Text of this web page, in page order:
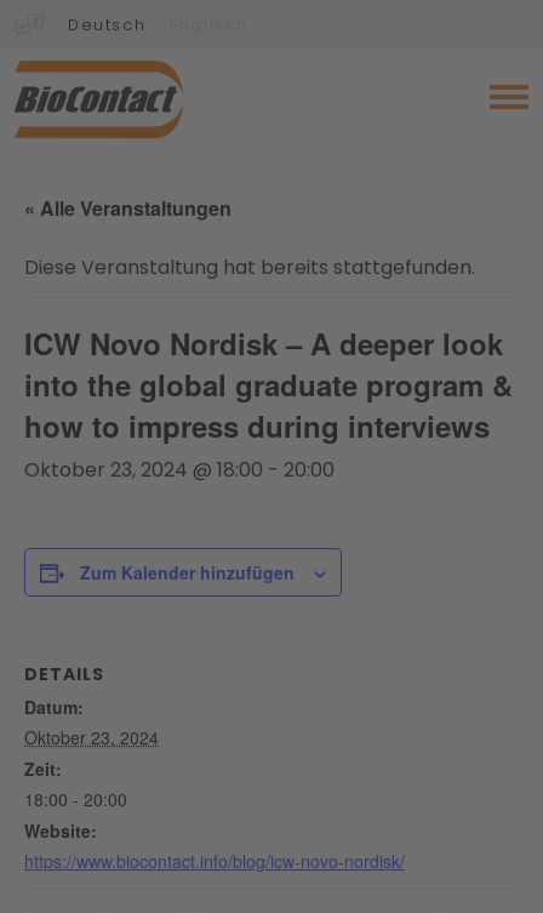
Deutsch
« Alle Veranstaltungen
Diese Veranstaltung hat bereits stattgefunden.
ICW Novo Nordisk – A deeper look
into the global graduate program &
how to impress during interviews
Oktober 23, 2024 @ 18:00 - 20:00
Zum Kalender hinzufügen
DETAILS
Datum:
Oktober 23, 2024
Zeit:
18:00 - 20:00
Website:
https://www.biocontact.info/blog/icw-novo-nordisk/